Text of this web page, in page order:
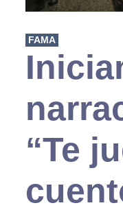
FAMA
“Te